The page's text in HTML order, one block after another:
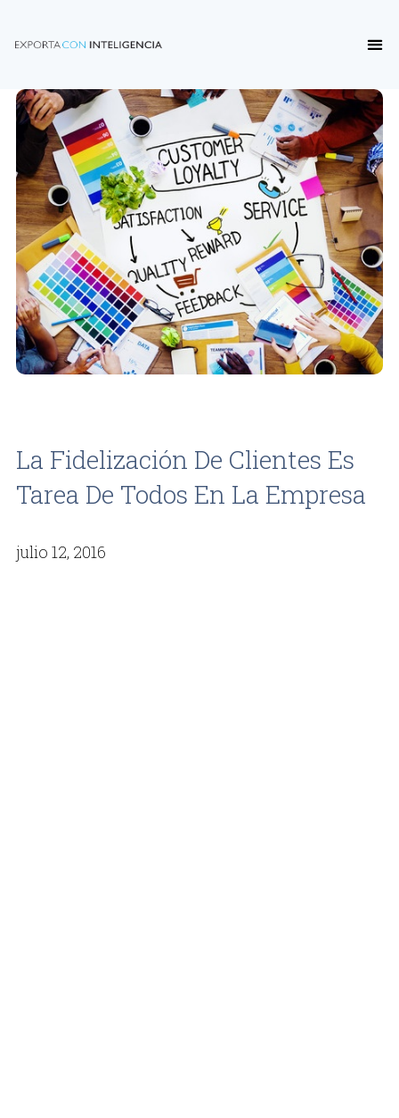
La Fidelización De Clientes Es
Tarea De Todos En La Empresa
julio 12, 2016